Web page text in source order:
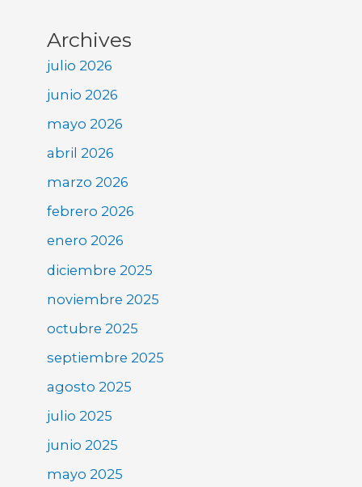
Archives
julio 2026
junio 2026
mayo 2026
abril 2026
marzo 2026
febrero 2026
enero 2026
diciembre 2025
noviembre 2025
octubre 2025
septiembre 2025
agosto 2025
julio 2025
junio 2025
mayo 2025